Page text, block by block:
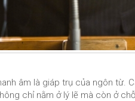
âm là giáp trụ của ngôn từ.
chỉ nằm ở lý lẽ mà còn ở